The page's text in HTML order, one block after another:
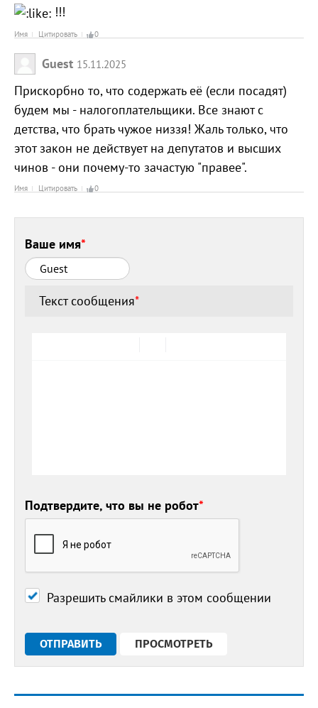
!!!
Имя Цитировать 0
Guest 15.11.2025
Прискорбно то, что содержать её (если посадят)
будем мы - налогоплательщики. Все знают с
детства, что брать чужое низзя! Жаль только, что
этот закон не действует на депутатов и высших
чинов - они почему-то зачастую "правее".
Имя Цитировать 0
Ваше имя*
Текст сообщения*
Подтвердите, что вы не робот*
Разрешить смайлики в этом сообщении